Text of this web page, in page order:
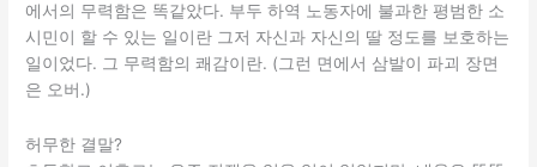
에서의 무력함은 똑같았다. 부두 하역 노동자에 불과한 평범한 소
시민이 할 수 있는 일이란 그저 자신과 자신의 딸 정도를 보호하는
일이었다. 그 무력함의 쾌감이란. (그런 면에서 삼발이 파괴 장면
은 오버.)
허무한 결말?